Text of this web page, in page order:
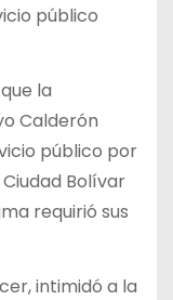
público
la
Calderón
público por
Bolívar
requirió sus
intimidó a la